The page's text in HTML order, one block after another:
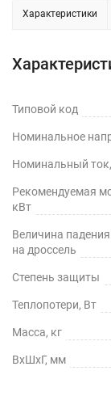
Характеристики
Типовой код
Номинальное
Номинальный
Рекомендуемая
кВт
Величина
на дроссель
Степень защиты
Теплопотери, Вт
Масса, кг
ВхШхГ, мм